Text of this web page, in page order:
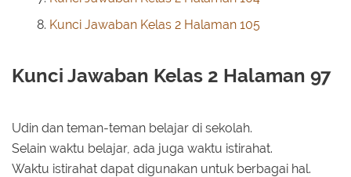
Kunci Jawaban Kelas 2 Halaman 105
Kunci Jawaban Kelas 2 Halaman 97
Udin dan teman-teman belajar di sekolah.
Selain waktu belajar, ada juga waktu istirahat.
Waktu istirahat dapat digunakan untuk berbagai hal.